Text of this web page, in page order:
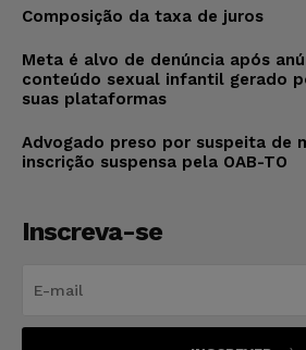
Composição da taxa de juros
Meta é alvo de denúncia após
conteúdo sexual infantil gerado
suas plataformas
Advogado preso por suspeita de
inscrição suspensa pela OAB-TO
Inscreva-se